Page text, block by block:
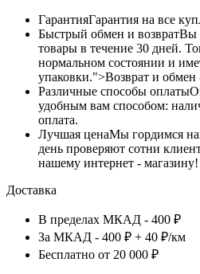
ГарантияГарантия на все
Быстрый обмен и возвратВы
товары в течение 30 дней.
нормальном состоянии и
упаковки.">Возврат и обмен
Различные способы оплаты
удобным вам способом:
оплата.
Лучшая ценаМы гордимся
день проверяют сотни
нашему интернет - магазину!
Доставка
В пределах МКАД - 400 ₽
За МКАД - 400 ₽ + 40 ₽/км
Бесплатно от 20 000 ₽